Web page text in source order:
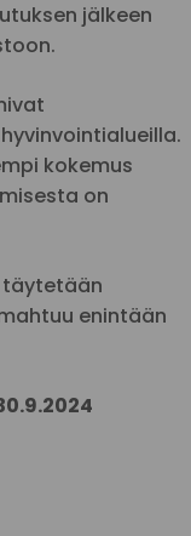
jälkeen
kokemus
on
täytetään
enintään